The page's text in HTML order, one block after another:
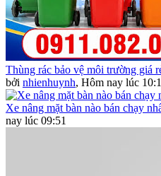
Thùng rác bảo vệ môi trường giá
bởi nhienhuynh, Hôm nay lúc
Xe nâng mặt bàn nào bán chạy
nay lúc 09:51